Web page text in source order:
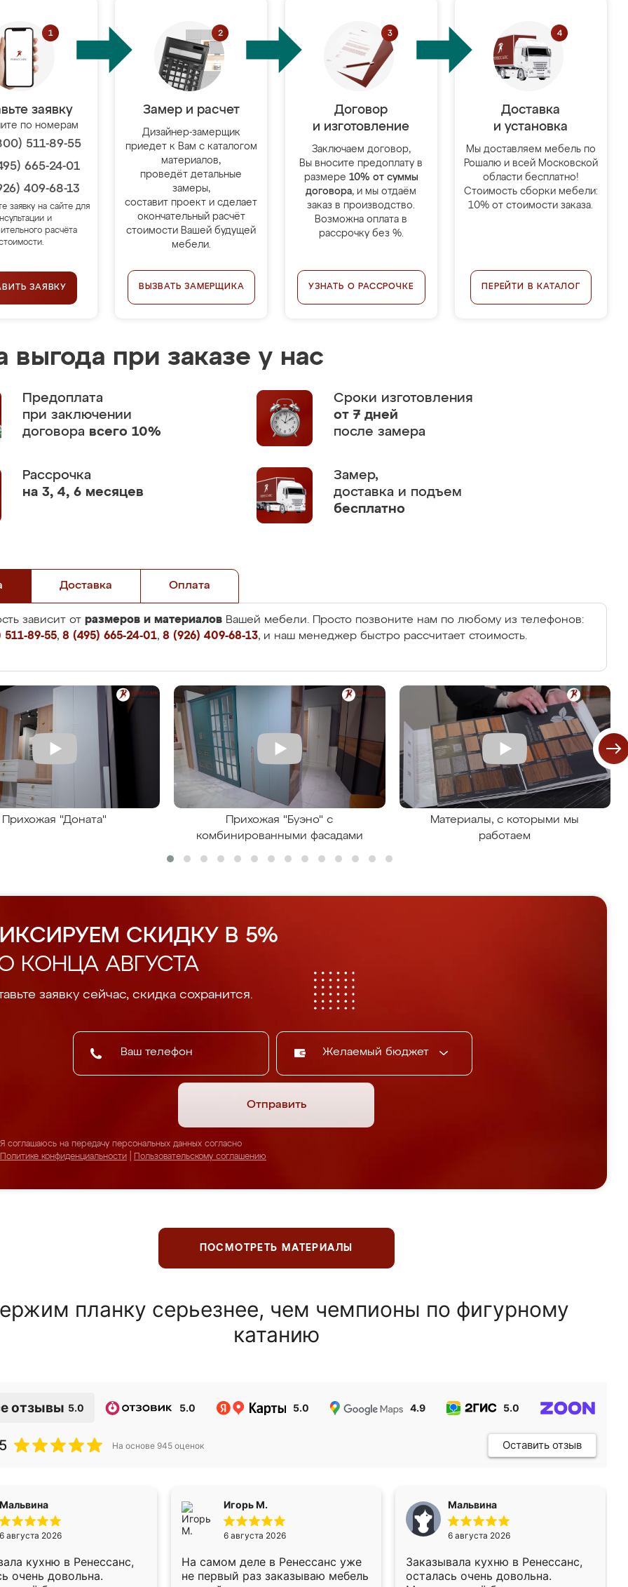
заявку
по номерам
511-89-55
665-24-01
409-68-13
заявку на сайте для
и
расчёта
ЗАЯВКУ
Замер и расчет
Дизайнер-замерщик
приедет к Вам с каталогом
материалов,
проведёт детальные
замеры,
составит проект и сделает
окончательный расчёт
стоимости Вашей будущей
мебели.
ВЫЗВАТЬ ЗАМЕРЩИКА
Договор
и изготовление
Заключаем договор,
Вы вносите предоплату в
размере 10% от суммы
договора, и мы отдаём
заказ в производство.
Возможна оплата в
рассрочку без %.
УЗНАТЬ О РАССРОЧКЕ
Доставка
и установка
Мы доставляем мебель по
Рошалю и всей Московской
области бесплатно!
Стоимость сборки мебели:
10% от стоимости заказа.
ПЕРЕЙТИ В КАТАЛОГ
выгода при заказе у нас
Предоплата
при заключении
договора всего 10%
Сроки изготовления
от 7 дней
после замера
Рассрочка
на 3, 4, 6 месяцев
Замер,
доставка и подъем
бесплатно
Доставка Оплата
зависит от размеров и материалов Вашей мебели. Просто позвоните нам по любому из телефонов:
89-55, 8 (495) 665-24-01, 8 (926) 409-68-13, и наш менеджер быстро рассчитает стоимость.
Прихожая "Доната"
Прихожая "Буэно" с
комбинированными фасадами
Материалы, с которыми мы
работаем
СКИДКУ В 5%
КОНЦА АВГУСТА
заявку сейчас, скидка сохранится.
Желаемый бюджет
Отправить
Я соглашаюсь на передачу персональных данных согласно
Политике конфиденциальности
Пользовательскому соглашению
ПОСМОТРЕТЬ МАТЕРИАЛЫ
планку серьезнее, чем чемпионы по фигурному
катанию
отзывы 5.0 5.0 5.0 4.9 5.0
На основе 945 оценок Оставить отзыв
Мальвина
6 августа 2026
кухню в Ренессанс,
очень довольна.
Игорь М.
6 августа 2026
На самом деле в Ренессанс уже
не первый раз заказываю мебель
Мальвина
6 августа 2026
Заказывала кухню в Ренессанс,
осталась очень довольна.